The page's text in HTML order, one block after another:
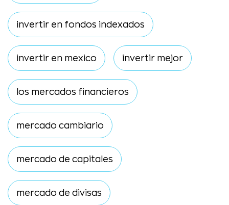
invertir en fondos indexados
invertir en mexico invertir mejor
los mercados financieros
mercado cambiario
mercado de capitales
mercado de divisas